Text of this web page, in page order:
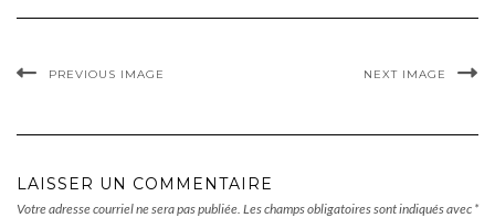
PREVIOUS IMAGE NEXT IMAGE
LAISSER UN COMMENTAIRE
Votre adresse courriel ne sera pas publiée. Les champs obligatoires sont indiqués avec *